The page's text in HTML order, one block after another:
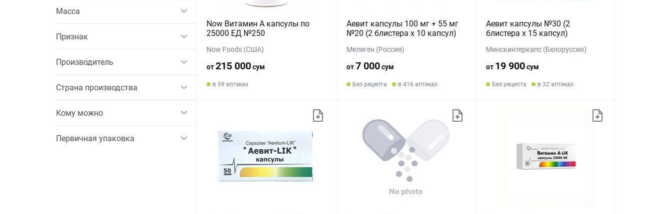
Масса
Признак
Производитель
Страна производства
Кому можно
Первичная упаковка
Now Витамин А капсулы по
25000 ЕД №250
Now Foods (США)
от215 000сум
в 59 аптеках
Аевит капсулы 100 мг + 55 мг
№20 (2 блистера х 10 капсул)
Мелиген (Россия)
от7 000сум
Без рецепта в 416 аптеках
Аевит капсулы №30 (2
блистера х 15 капсул)
Минскинтеркапс (Белоруссия)
от 19 900сум
Без рецепта в 32 аптеках